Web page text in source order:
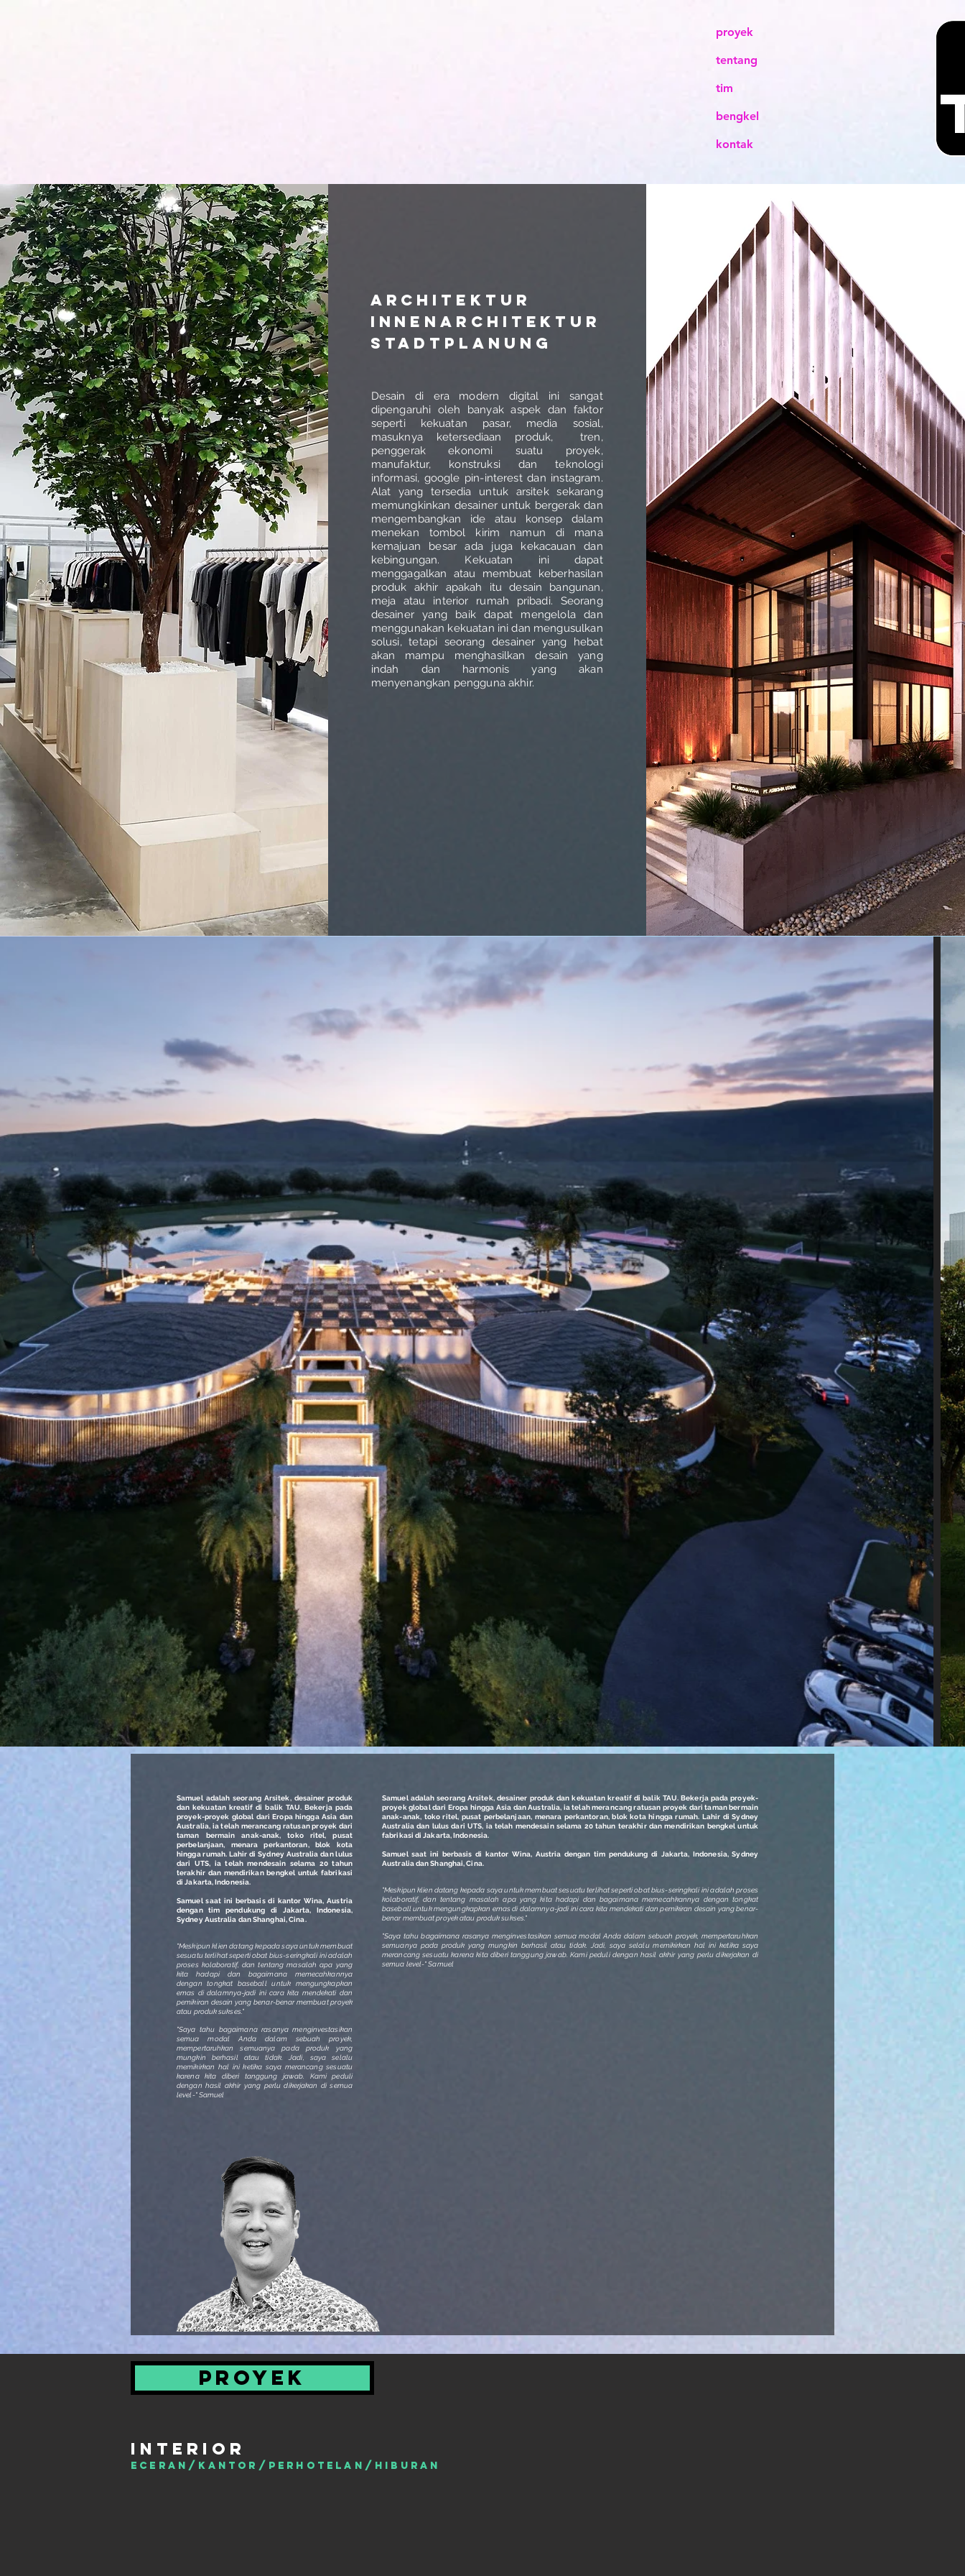
proyek
tentang
tim
bengkel
kontak
Architektur
Innenarchitektur
Stadtplanung
Desain di era modern digital ini sangat
dipengaruhi oleh banyak aspek dan faktor
seperti kekuatan pasar, media sosial,
masuknya ketersediaan produk, tren,
penggerak ekonomi suatu proyek,
manufaktur, konstruksi dan teknologi
informasi, google pin-interest dan instagram.
Alat yang tersedia untuk arsitek sekarang
memungkinkan desainer untuk bergerak dan
mengembangkan ide atau konsep dalam
menekan tombol kirim namun di mana
kemajuan besar ada juga kekacauan dan
kebingungan. Kekuatan ini dapat
menggagalkan atau membuat keberhasilan
produk akhir apakah itu desain bangunan,
meja atau interior rumah pribadi. Seorang
desainer yang baik dapat mengelola dan
menggunakan kekuatan ini dan mengusulkan
solusi, tetapi seorang desainer yang hebat
akan mampu menghasilkan desain yang
indah dan harmonis yang akan
menyenangkan pengguna akhir.
Samuel adalah seorang Arsitek, desainer produk
dan kekuatan kreatif di balik TAU. Bekerja pada
proyek-proyek global dari Eropa hingga Asia dan
Australia, ia telah merancang ratusan proyek dari
taman bermain anak-anak, toko ritel, pusat
perbelanjaan, menara perkantoran, blok kota
hingga rumah. Lahir di Sydney Australia dan lulus
dari UTS, ia telah mendesain selama 20 tahun
terakhir dan mendirikan bengkel untuk fabrikasi
di Jakarta, Indonesia.
Samuel saat ini berbasis di kantor Wina, Austria
dengan tim pendukung di Jakarta, Indonesia,
Sydney Australia dan Shanghai, Cina.
"Meskipun klien datang kepada saya untuk membuat
sesuatu terlihat seperti obat bius-seringkali ini adalah
proses kolaboratif, dan tentang masalah apa yang
kita hadapi dan bagaimana memecahkannya
dengan tongkat baseball untuk mengungkapkan
emas di dalamnya-jadi ini cara kita mendekati dan
pemikiran desain yang benar-benar membuat proyek
atau produk sukses."
"Saya tahu bagaimana rasanya menginvestasikan
semua modal Anda dalam sebuah proyek,
mempertaruhkan semuanya pada produk yang
mungkin berhasil atau tidak. Jadi, saya selalu
memikirkan hal ini ketika saya merancang sesuatu
karena kita diberi tanggung jawab. Kami peduli
dengan hasil akhir yang perlu dikerjakan di semua
level-" Samuel
Samuel adalah seorang Arsitek, desainer produk dan kekuatan kreatif di balik TAU. Bekerja pada proyek-
proyek global dari Eropa hingga Asia dan Australia, ia telah merancang ratusan proyek dari taman bermain
anak-anak, toko ritel, pusat perbelanjaan, menara perkantoran, blok kota hingga rumah. Lahir di Sydney
Australia dan lulus dari UTS, ia telah mendesain selama 20 tahun terakhir dan mendirikan bengkel untuk
fabrikasi di Jakarta, Indonesia.
Samuel saat ini berbasis di kantor Wina, Austria dengan tim pendukung di Jakarta, Indonesia, Sydney
Australia dan Shanghai, Cina.
"Meskipun klien datang kepada saya untuk membuat sesuatu terlihat seperti obat bius-seringkali ini adalah proses
kolaboratif, dan tentang masalah apa yang kita hadapi dan bagaimana memecahkannya dengan tongkat
baseball untuk mengungkapkan emas di dalamnya-jadi ini cara kita mendekati dan pemikiran desain yang benar-
benar membuat proyek atau produk sukses."
"Saya tahu bagaimana rasanya menginvestasikan semua modal Anda dalam sebuah proyek, mempertaruhkan
semuanya pada produk yang mungkin berhasil atau tidak. Jadi, saya selalu memikirkan hal ini ketika saya
merancang sesuatu karena kita diberi tanggung jawab. Kami peduli dengan hasil akhir yang perlu dikerjakan di
semua level-" Samuel
PROYEK
INTERIOR
ECERAN/KANTOR/PERHOTELAN/HIBURAN